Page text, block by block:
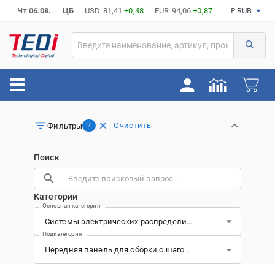
Чт 06.08. ЦБ USD 81,41 +0,48 EUR 94,06 +0,87 ₽ RUB
Фильтры 2 Очистить
Поиск
Категории
Основная категория
Подкатегория